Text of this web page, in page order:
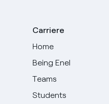
Carriere
Home
Being Enel
Teams
Students